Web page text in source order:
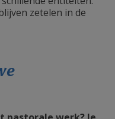
zetelen in de